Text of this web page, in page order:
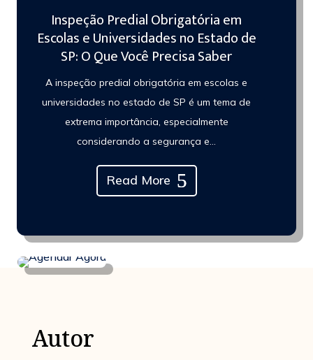
Inspeção Predial Obrigatória em
Escolas e Universidades no Estado de
SP: O Que Você Precisa Saber
A inspeção predial obrigatória em escolas e
universidades no estado de SP é um tema de
extrema importância, especialmente
considerando a segurança e...
Read More
Autor